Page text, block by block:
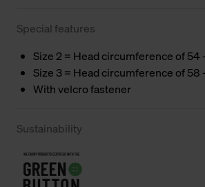
Special features
Size 2 = Head circumference of 54
Size 3 = Head circumference of 58
With velcro fastener
Sustainability